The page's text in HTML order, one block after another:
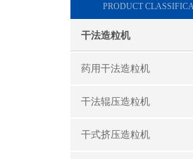
PRODUCT
干法造粒机
药用干法造粒机
干法辊压造粒机
干式挤压造粒机